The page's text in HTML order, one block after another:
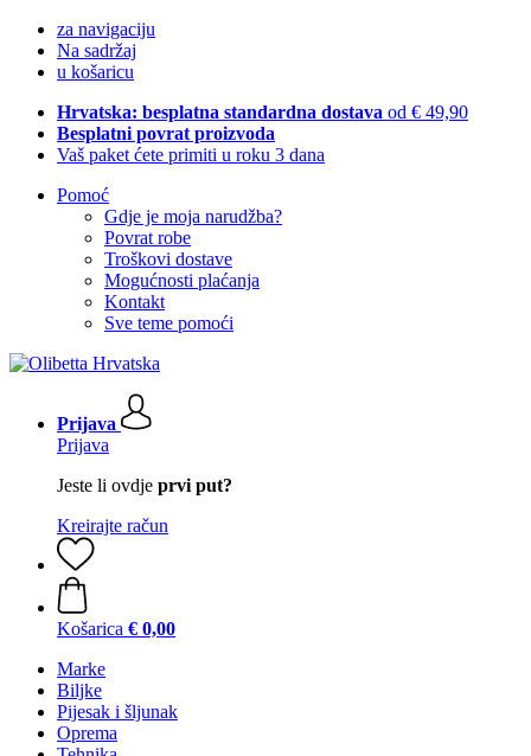
za navigaciju
Na sadržaj
u košaricu
Hrvatska: besplatna standardna dostava od € 49,90
Besplatni povrat proizvoda
Vaš paket ćete primiti u roku 3 dana
Pomoć
Gdje je moja narudžba?
Povrat robe
Troškovi dostave
Mogućnosti plaćanja
Kontakt
Sve teme pomoći
Prijava
Prijava
Jeste li ovdje prvi put?
Kreirajte račun
Košarica € 0,00
Marke
Biljke
Pijesak i šljunak
Oprema